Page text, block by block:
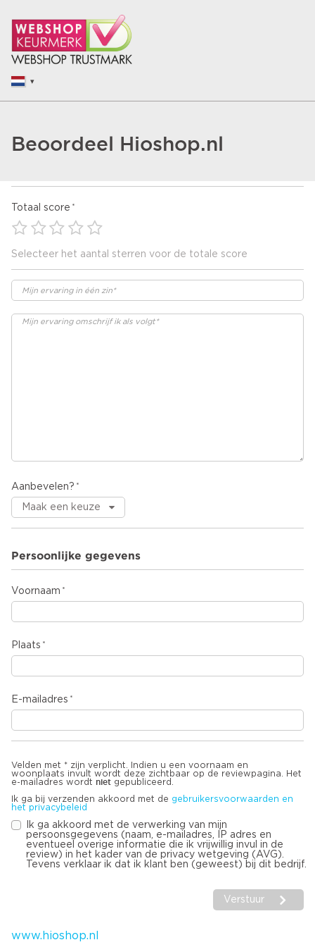
Beoordeel Hioshop.nl
Totaal score
Selecteer het aantal sterren voor de totale score
Aanbevelen?
Persoonlijke gegevens
Voornaam
Plaats
E-mailadres
Velden met * zijn verplicht. Indien u een voornaam en
woonplaats invult wordt deze zichtbaar op de reviewpagina. Het
e-mailadres wordt niet gepubliceerd.
Ik ga bij verzenden akkoord met de gebruikersvoorwaarden en
het privacybeleid
Ik ga akkoord met de verwerking van mijn
persoonsgegevens (naam, e-mailadres, IP adres en
eventueel overige informatie die ik vrijwillig invul in de
review) in het kader van de privacy wetgeving (AVG).
Tevens verklaar ik dat ik klant ben (geweest) bij dit bedrijf.
Verstuur
www.hioshop.nl